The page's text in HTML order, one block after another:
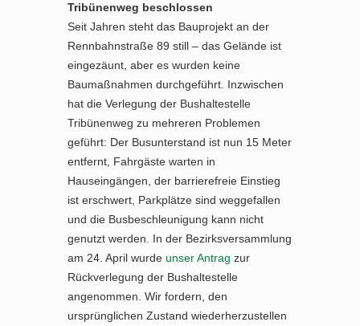
Tribünenweg beschlossen
Seit Jahren steht das Bauprojekt an der
Rennbahnstraße 89 still – das Gelände ist
eingezäunt, aber es wurden keine
Baumaßnahmen durchgeführt. Inzwischen
hat die Verlegung der Bushaltestelle
Tribünenweg zu mehreren Problemen
geführt: Der Busunterstand ist nun 15 Meter
entfernt, Fahrgäste warten in
Hauseingängen, der barrierefreie Einstieg
ist erschwert, Parkplätze sind weggefallen
und die Busbeschleunigung kann nicht
genutzt werden. In der Bezirksversammlung
am 24. April wurde unser Antrag zur
Rückverlegung der Bushaltestelle
angenommen. Wir fordern, den
ursprünglichen Zustand wiederherzustellen